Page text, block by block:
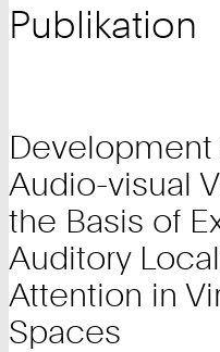
Publikation
Development
Audio-visual
the Basis of
Auditory
Attention in
Spaces